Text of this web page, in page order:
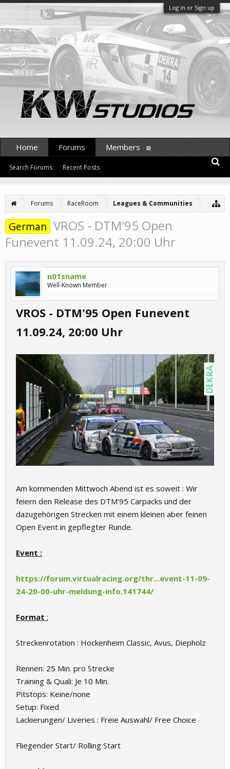
Log in or Sign up
Forums RaceRoom Leagues & Communities
German VROS - DTM'95 Open
Funevent 11.09.24, 20:00 Uhr
n01sname
Well-Known Member
VROS - DTM'95 Open Funevent
11.09.24, 20:00 Uhr
Am kommenden Mittwoch Abend ist es soweit : Wir
feiern den Release des DTM'95 Carpacks und der
dazugehörigen Strecken mit einem kleinen aber feinen
Open Event in gepflegter Runde.
Event :
https://forum.virtualracing.org/thr...event-11-09-
24-20-00-uhr-meldung-info.141744/
Format :
Streckenrotation : Hockenheim Classic, Avus, Diepholz
Rennen: 25 Min. pro Strecke
Training & Quali: Je 10 Min.
Pitstops: Keine/none
Setup: Fixed
Lackierungen/ Liveries : Freie Auswahl/ Free Choice
Fliegender Start/ Rolling Start
Home Forums
Search Forums Recent Posts
Members